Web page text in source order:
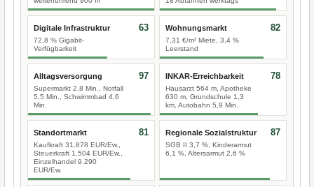
Digitale Infrastruktur
72,8 % Gigabit-
Verfügbarkeit
63 Wohnungsmarkt
7,31 €/m² Miete, 3,4 %
Leerstand
82
Alltagsversorgung
Supermarkt 2,8 Min., Notfall
5,5 Min., Schwimmbad 4,6
Min.
97 INKAR-Erreichbarkeit
Hausarzt 564 m, Apotheke
630 m, Grundschule 1,3
km, Autobahn 5,9 Min.
78
Standortmarkt
Kaufkraft 31.878 EUR/Ew.,
Steuerkraft 1.504 EUR/Ew.,
Einzelhandel 9.290
EUR/Ew.
81 Regionale Sozialstruktur
SGB II 3,7 %, Kinderarmut
6,1 %, Altersarmut 2,6 %
87